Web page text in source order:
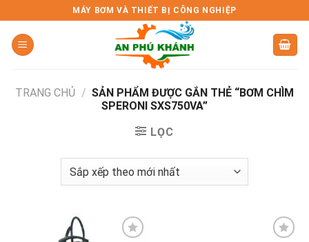
to
content
MÁY BƠM VÀ THIẾT BỊ CÔNG NGHIỆP
TRANG CHỦ / SẢN PHẨM ĐƯỢC GẮN THẺ “BƠM CHÌM
SPERONI SXS750VA”
LỌC